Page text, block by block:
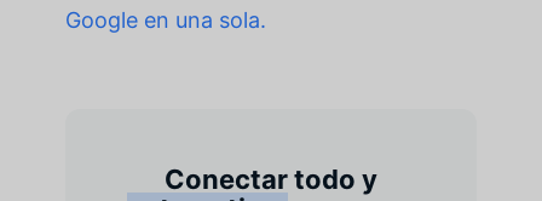
Google en una sola.
Conectar todo y